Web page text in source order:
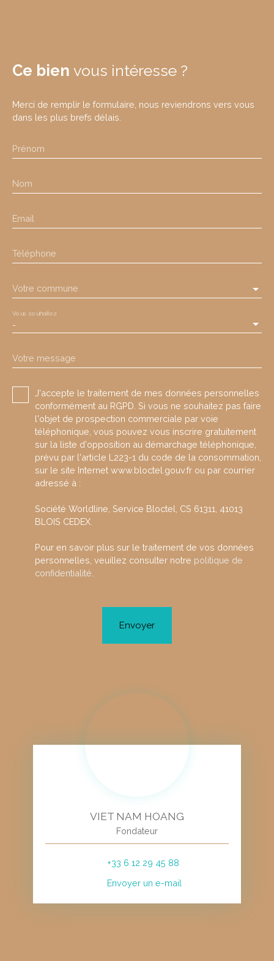
Ce bien vous intéresse ?
Merci de remplir le formulaire, nous reviendrons vers vous
dans les plus brefs délais.
Prénom
Nom
Email
Téléphone
Votre commune
-
Vous souhaitez
Votre message
J'accepte le traitement de mes données personnelles
conformément au RGPD. Si vous ne souhaitez pas faire
l'objet de prospection commerciale par voie
téléphonique, vous pouvez vous inscrire gratuitement
sur la liste d'opposition au démarchage téléphonique,
prévu par l'article L223-1 du code de la consommation,
sur le site Internet www.bloctel.gouv.fr ou par courrier
adressé à :
Société Worldline, Service Bloctel, CS 61311, 41013
BLOIS CEDEX.
Pour en savoir plus sur le traitement de vos données
personnelles, veuillez consulter notre politique de
confidentialité
Envoyer
VIET NAM HOANG
Fondateur
+33 6 12 29 45 88
Envoyer un e-mail